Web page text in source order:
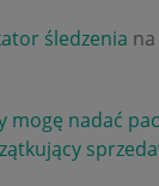
śledzenia
mogę nadać